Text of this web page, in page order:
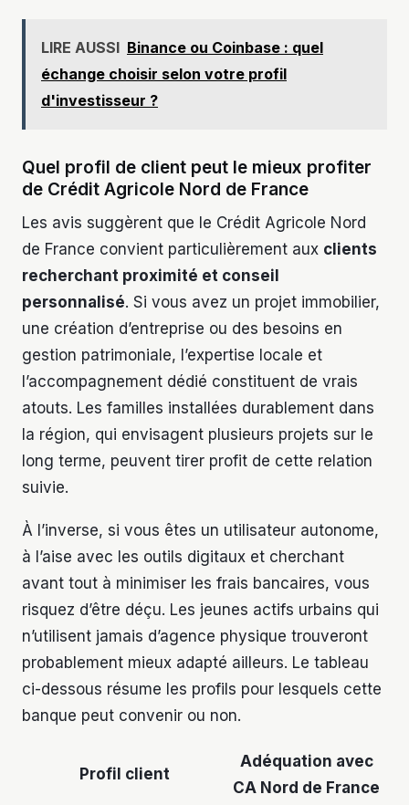
LIRE AUSSI Binance ou Coinbase : quel
échange choisir selon votre profil
d'investisseur ?
Quel profil de client peut le mieux profiter
de Crédit Agricole Nord de France
Les avis suggèrent que le Crédit Agricole Nord
de France convient particulièrement aux clients
recherchant proximité et conseil
personnalisé. Si vous avez un projet immobilier,
une création d’entreprise ou des besoins en
gestion patrimoniale, l’expertise locale et
l’accompagnement dédié constituent de vrais
atouts. Les familles installées durablement dans
la région, qui envisagent plusieurs projets sur le
long terme, peuvent tirer profit de cette relation
suivie.
À l’inverse, si vous êtes un utilisateur autonome,
à l’aise avec les outils digitaux et cherchant
avant tout à minimiser les frais bancaires, vous
risquez d’être déçu. Les jeunes actifs urbains qui
n’utilisent jamais d’agence physique trouveront
probablement mieux adapté ailleurs. Le tableau
ci-dessous résume les profils pour lesquels cette
banque peut convenir ou non.
Profil client
Adéquation avec
CA Nord de France